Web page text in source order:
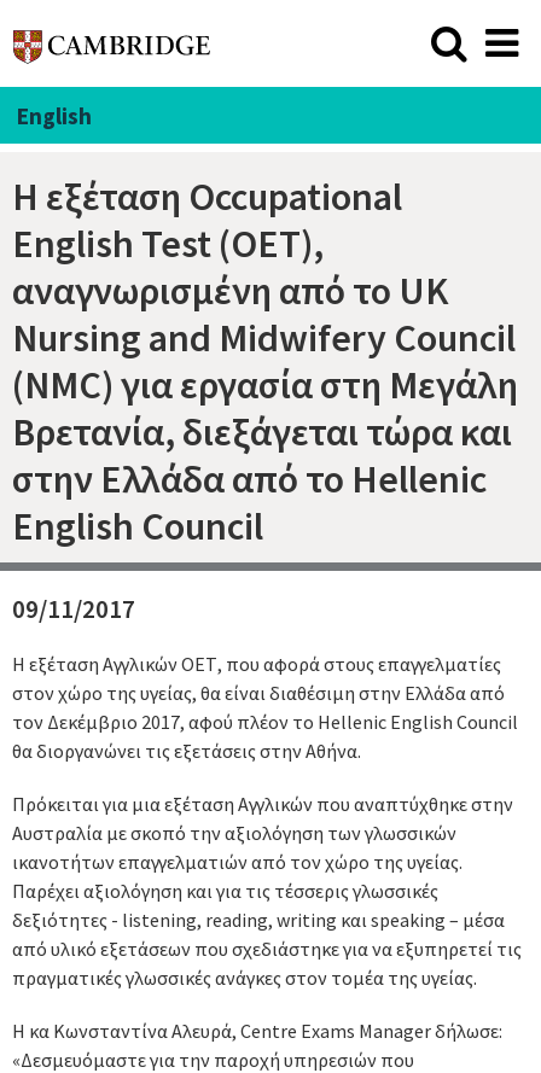
English
Η εξέταση Occupational
English Test (OET),
αναγνωρισμένη από το UK
Nursing and Midwifery Council
(NMC) για εργασία στη Μεγάλη
Βρετανία, διεξάγεται τώρα και
στην Ελλάδα από το Hellenic
English Council
09/11/2017
Η εξέταση Αγγλικών ΟΕΤ, που αφορά στους επαγγελματίες
στον χώρο της υγείας, θα είναι διαθέσιμη στην Ελλάδα από
τον Δεκέμβριο 2017, αφού πλέον το Hellenic English Council
θα διοργανώνει τις εξετάσεις στην Αθήνα.
Πρόκειται για μια εξέταση Αγγλικών που αναπτύχθηκε στην
Αυστραλία με σκοπό την αξιολόγηση των γλωσσικών
ικανοτήτων επαγγελματιών από τον χώρο της υγείας.
Παρέχει αξιολόγηση και για τις τέσσερις γλωσσικές
δεξιότητες - listening, reading, writing και speaking – μέσα
από υλικό εξετάσεων που σχεδιάστηκε για να εξυπηρετεί τις
πραγματικές γλωσσικές ανάγκες στον τομέα της υγείας.
Η κα Κωνσταντίνα Αλευρά, Centre Exams Manager δήλωσε:
«Δεσμευόμαστε για την παροχή υπηρεσιών που